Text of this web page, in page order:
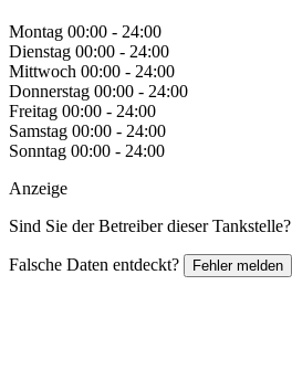
Montag 00:00 - 24:00
Dienstag 00:00 - 24:00
Mittwoch 00:00 - 24:00
Donnerstag 00:00 - 24:00
Freitag 00:00 - 24:00
Samstag 00:00 - 24:00
Sonntag 00:00 - 24:00
Anzeige
Sind Sie der Betreiber dieser Tankstelle?
Falsche Daten entdeckt? Fehler melden